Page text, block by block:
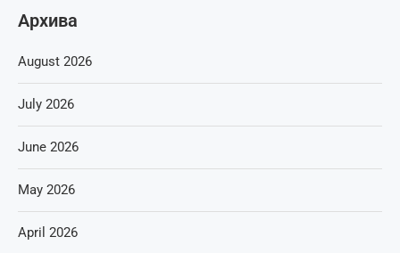
Архива
August 2026
July 2026
June 2026
May 2026
April 2026